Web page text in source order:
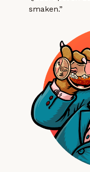
smaken.”